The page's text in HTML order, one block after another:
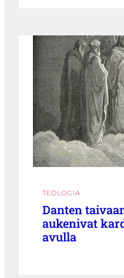
TEOLOGIA
Danten
aukenivat
avulla